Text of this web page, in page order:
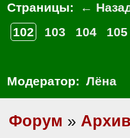
Страницы: ←
102
103 104 105
Модератор: Лёна
Форум »